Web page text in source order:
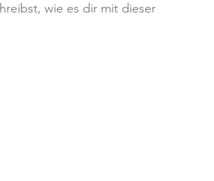
wie es dir mit dieser